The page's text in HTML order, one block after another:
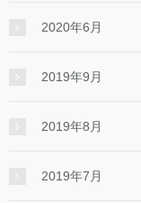
2020年6月
2019年9月
2019年8月
2019年7月